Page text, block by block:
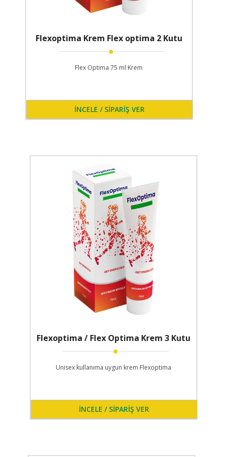
Flexoptima Krem Flex optima 2 Kutu
Flex Optima 75 ml Krem
İNCELE / SİPARİŞ VER
Flexoptima / Flex Optima Krem 3 Kutu
Unisex kullanıma uygun krem Flexoptima
İNCELE / SİPARİŞ VER